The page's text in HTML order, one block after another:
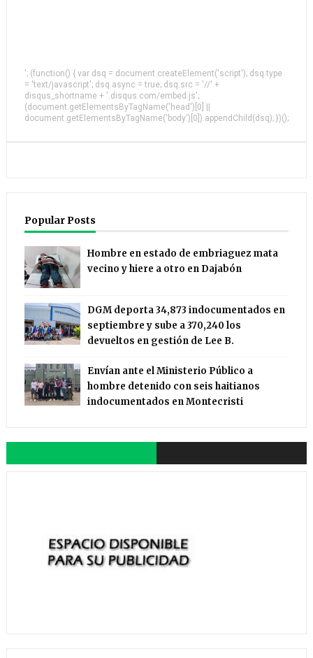
'; (function() { var dsq = document.createElement('script'); dsq.type
= 'text/javascript'; dsq.async = true; dsq.src = '//' +
disqus_shortname + '.disqus.com/embed.js';
(document.getElementsByTagName('head')[0] ||
document.getElementsByTagName('body')[0]).appendChild(dsq); })();
Popular Posts
Hombre en estado de embriaguez mata
vecino y hiere a otro en Dajabón
DGM deporta 34,873 indocumentados en
septiembre y sube a 370,240 los
devueltos en gestión de Lee B.
Envían ante el Ministerio Público a
hombre detenido con seis haitianos
indocumentados en Montecristi